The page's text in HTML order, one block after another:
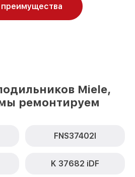
Miele,
ремонтируем
FNS37402I
K 37682 iDF